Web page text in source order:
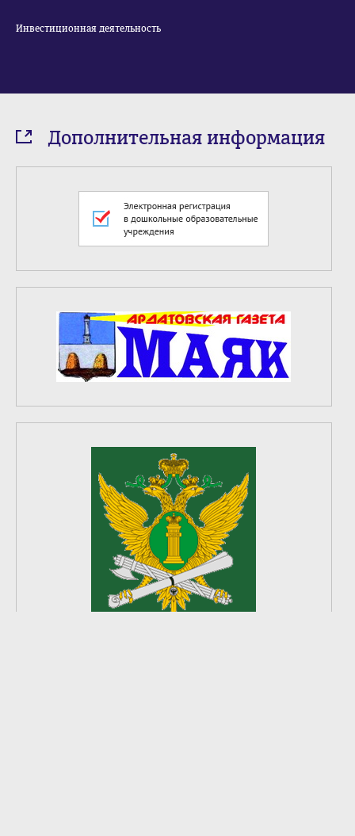
Инвестиционная деятельность
Дополнительная информация